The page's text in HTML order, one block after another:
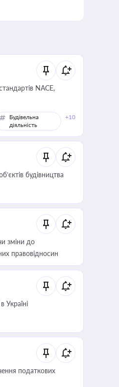
NACE,
Будівельна
діяльність
+10
будівництва
зміни до
правовідносин
Україні
податкових